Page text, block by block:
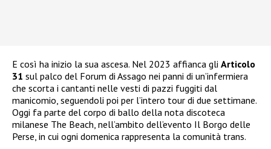
E così ha inizio la sua ascesa. Nel 2023 affianca gli Articolo
31 sul palco del Forum di Assago nei panni di un’infermiera
che scorta i cantanti nelle vesti di pazzi fuggiti dal
manicomio, seguendoli poi per l’intero tour di due settimane.
Oggi fa parte del corpo di ballo della nota discoteca
milanese The Beach, nell’ambito dell’evento Il Borgo delle
Perse, in cui ogni domenica rappresenta la comunità trans.